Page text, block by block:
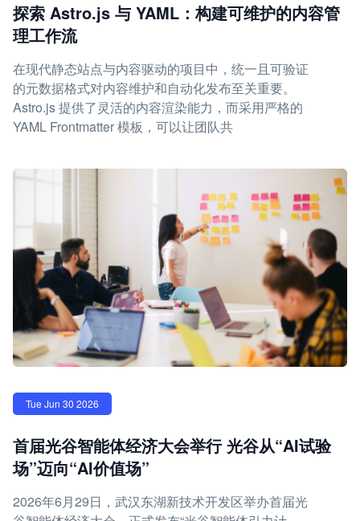
探索 Astro.js 与 YAML：构建可维护的内容管
理工作流
在现代静态站点与内容驱动的项目中，统一且可验证
的元数据格式对内容维护和自动化发布至关重要。
Astro.js 提供了灵活的内容渲染能力，而采用严格的
YAML Frontmatter 模板，可以让团队共
Tue Jun 30 2026
首届光谷智能体经济大会举行 光谷从“AI试验
场”迈向“AI价值场”
2026年6月29日，武汉东湖新技术开发区举办首届光